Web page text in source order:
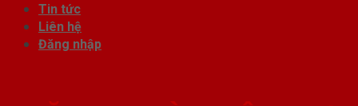
Tin tức
Liên hệ
Đăng nhập